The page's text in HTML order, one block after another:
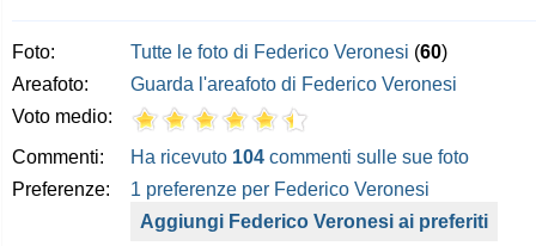
Foto: Tutte le foto di Federico Veronesi (60)
Areafoto:
Guarda l'areafoto di Federico Veronesi
Voto medio:
Commenti:
Ha ricevuto 104 commenti sulle sue foto
Preferenze:
1 preferenze per Federico Veronesi
Aggiungi Federico Veronesi ai preferiti